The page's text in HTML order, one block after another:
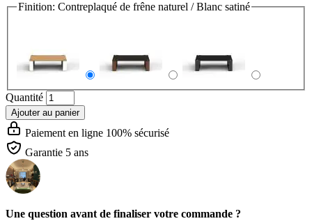
Finition: Contreplaqué de frêne naturel / Blanc satiné
Quantité
Ajouter au panier
Paiement en ligne 100% sécurisé
Garantie 5 ans
Une question avant de finaliser votre commande ?